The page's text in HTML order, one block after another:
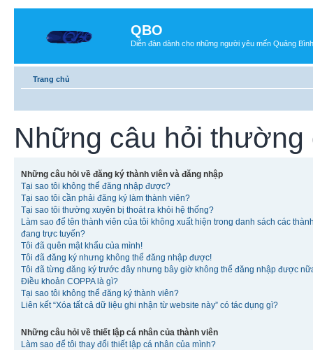
QBO
Diễn đàn dành cho những người yêu mến Quảng Bình
Trang chủ
Những câu hỏi thường
Những câu hỏi về đăng ký thành viên và đăng nhập
Tại sao tôi không thể đăng nhập được?
Tại sao tôi cần phải đăng ký làm thành viên?
Tại sao tôi thường xuyên bị thoát ra khỏi hệ thống?
Làm sao để tên thành viên của tôi không xuất hiện trong danh sách các
đang trực tuyến?
Tôi đã quên mật khẩu của mình!
Tôi đã đăng ký nhưng không thể đăng nhập được!
Tôi đã từng đăng ký trước đây nhưng bây giờ không thể đăng nhập được
Điều khoản COPPA là gì?
Tại sao tôi không thể đăng ký thành viên?
Liên kết “Xóa tất cả dữ liệu ghi nhận từ website này” có tác dụng gì?
Những câu hỏi về thiết lập cá nhân của thành viên
Làm sao để tôi thay đổi thiết lập cá nhân của mình?